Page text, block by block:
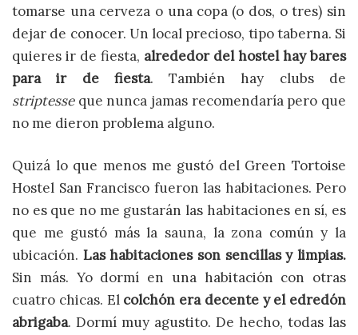
tomarse una cerveza o una copa (o dos, o tres) sin
dejar de conocer. Un local precioso, tipo taberna. Si
quieres ir de fiesta, alrededor del hostel hay bares
para ir de fiesta. También hay clubs de
striptesseque nunca jamas recomendaría pero que
no me dieron problema alguno.
Quizá lo que menos me gustó del Green Tortoise
Hostel San Francisco fueron las habitaciones. Pero
no es que no me gustarán las habitaciones en sí, es
que me gustó más la sauna, la zona común y la
ubicación. Las habitaciones son sencillas y limpias.
Sin más. Yo dormí en una habitación con otras
cuatro chicas. El colchón era decente y el edredón
abrigaba. Dormí muy agustito. De hecho, todas las